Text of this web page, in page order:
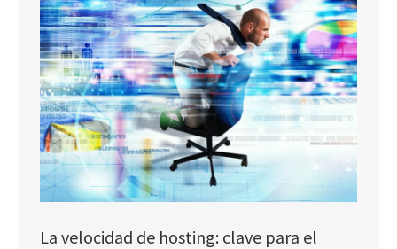
La velocidad de hosting: clave para el